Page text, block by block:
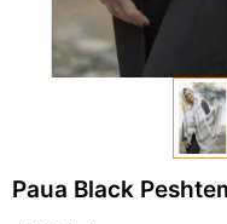
Paua Black